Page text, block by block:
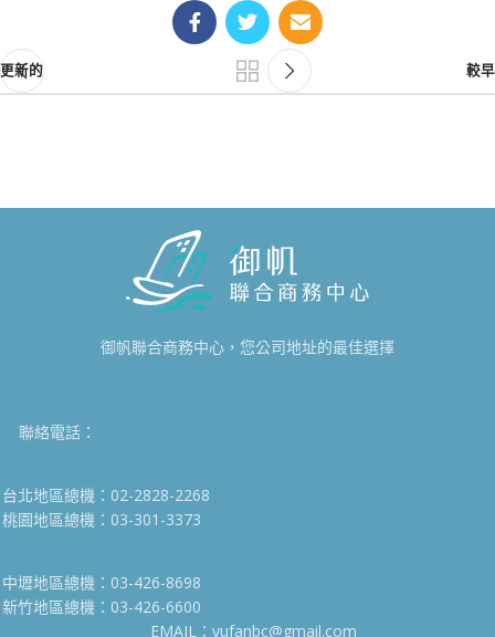
更新的 較早
御帆聯合商務中心，您公司地址的最佳選擇
聯絡電話：
台北地區總機：02-2828-2268
桃園地區總機：03-301-3373
中壢地區總機：03-426-8698
新竹地區總機：03-426-6600
EMAIL：yufanbc@gmail.com